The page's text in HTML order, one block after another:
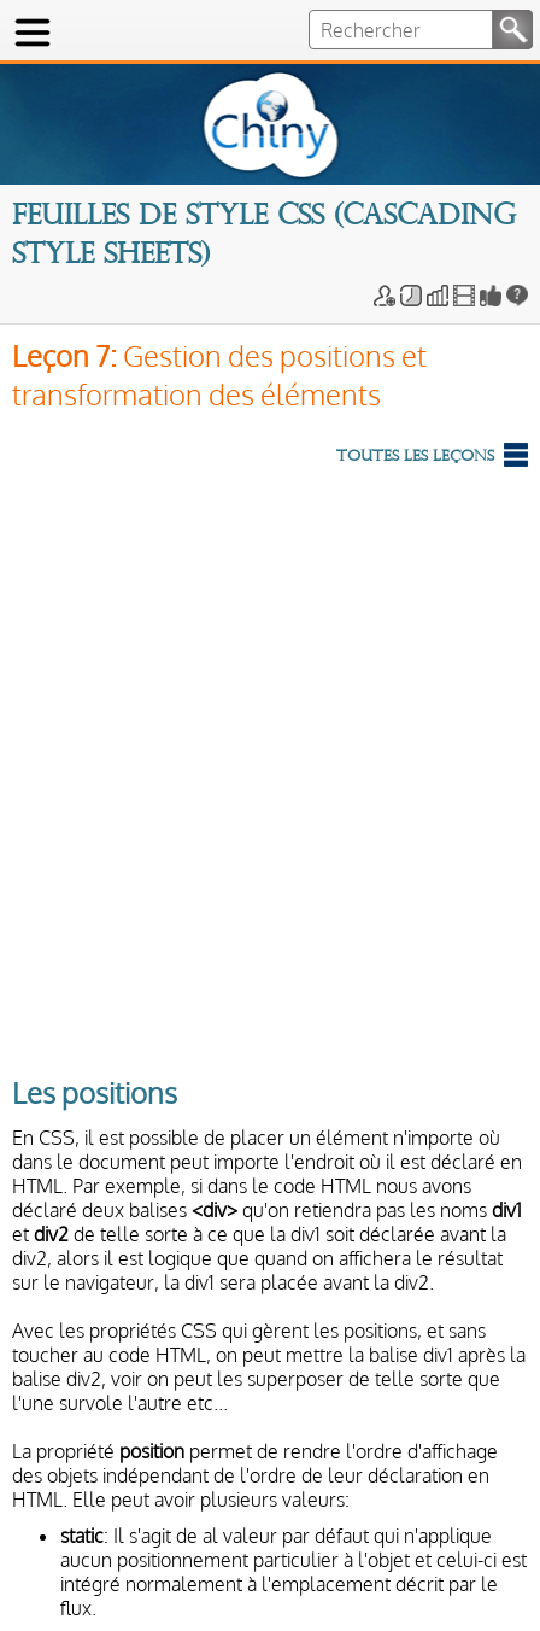
Feuilles de style CSS (Cascading
Style Sheets)
Leçon 7: Gestion des positions et
transformation des éléments
Toutes les leçons
Les positions
En CSS, il est possible de placer un élément n'importe où
dans le document peut importe l'endroit où il est déclaré en
HTML. Par exemple, si dans le code HTML nous avons
déclaré deux balises <div> qu'on retiendra pas les noms div1
et div2 de telle sorte à ce que la div1 soit déclarée avant la
div2, alors il est logique que quand on affichera le résultat
sur le navigateur, la div1 sera placée avant la div2.
Avec les propriétés CSS qui gèrent les positions, et sans
toucher au code HTML, on peut mettre la balise div1 après la
balise div2, voir on peut les superposer de telle sorte que
l'une survole l'autre etc...
La propriété position permet de rendre l'ordre d'affichage
des objets indépendant de l'ordre de leur déclaration en
HTML. Elle peut avoir plusieurs valeurs:
static: Il s'agit de al valeur par défaut qui n'applique
aucun positionnement particulier à l'objet et celui-ci est
intégré normalement à l'emplacement décrit par le
flux.